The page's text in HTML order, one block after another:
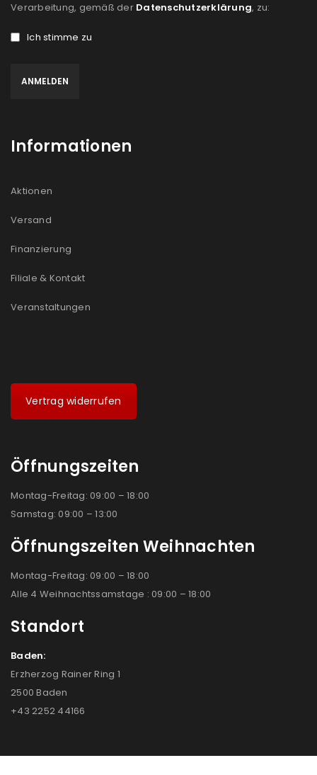
Verarbeitung, gemäß der Datenschutzerklärung, zu:
Ich stimme zu
Informationen
Aktionen
Versand
Finanzierung
Filiale & Kontakt
Veranstaltungen
Vertrag widerrufen
Öffnungszeiten
Montag-Freitag: 09:00 – 18:00
Samstag: 09:00 – 13:00
Öffnungszeiten Weihnachten
Montag-Freitag: 09:00 – 18:00
Alle 4 Weihnachtssamstage : 09:00 – 18:00
Standort
Baden:
Erzherzog Rainer Ring 1
2500 Baden
+43 2252 44166